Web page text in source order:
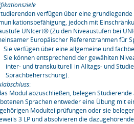
verfügen über eine
jedoch mit
UNIcert® (Zu den Niveaustufen bei
Europäischer Referenzrahmen für
Sie verfügen über eine allgemeine und
Sie können entsprechend der gewählten
inter- und transkulturell in Alltags- und
Sprachbeherrschung).
:
Modul abzuschließen, belegen
Sprachen entweder eine Übung mit
Modulteilprüfungen oder sie
3 LP und absolvieren die